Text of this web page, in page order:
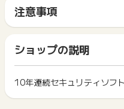
レミアム（1年版・3年版）
■ウイルスバスター for Mac
■ウイルスバスター クラウ
■ウイルスバスター モバイ
■おまかせインストール・バ
■トレンドマイクロ詐欺バ
■トレンドマイクロ詐欺バ
台版/3台版（1年）
サイトに移動してからお申
間に、同じブラウザ（※）
ト獲得ができません。
「 ショッピングでポイン
ス・お買い物利用時で、デ
イント獲得ができません。
2回以上同じお買い物・サー
ポイントタウンに戻り、「
注意事項
一部のサービスにつきまし
は切り捨てとなります。
ポイント獲得が1ポイント
ント履歴には記載されませ
原則として広告主側のポイ
につきましては、ポイント
ショップの説明
10年連続セキュリティソフ